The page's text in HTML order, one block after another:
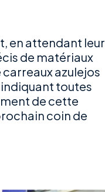
en attendant leur
de matériaux
azulejos
toutes
de cette
coin de